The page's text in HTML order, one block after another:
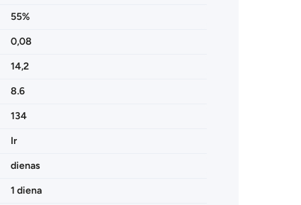
55%
0,08
14,2
8.6
134
Ir
dienas
1 diena